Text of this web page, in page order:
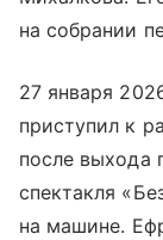
на собрании
27 января
приступил к
после выхода
спектакля
на машине.